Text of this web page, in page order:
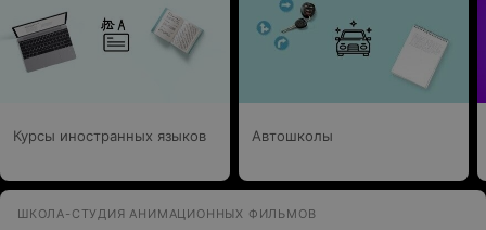
Курсы иностранных языков Автошколы
ШКОЛА-СТУДИЯ АНИМАЦИОННЫХ ФИЛЬМОВ